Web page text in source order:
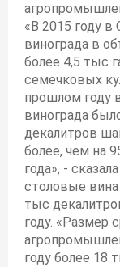
«В 2015 году
винограда в
более 4,5 тыс
семечковых
прошлом году
винограда
декалитров
более, чем на
года», -
столовые
тыс
году. «Размер
году более 18